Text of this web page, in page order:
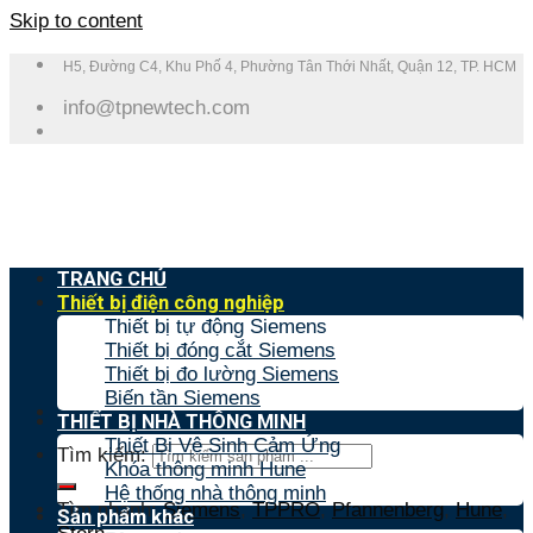
Skip to content
H5, Đường C4, Khu Phố 4, Phường Tân Thới Nhất, Quận 12, TP. HCM
info@tpnewtech.com
Tìm kiếm:
Tìm nhanh:Siemens,TPPRO,Pfannenberg,Hune,
TRANG CHỦ
Thiết bị điện công nghiệp
Thiết bị tự động Siemens
Thiết bị đóng cắt Siemens
Thiết bị đo lường Siemens
Biến tần Siemens
THIẾT BỊ NHÀ THÔNG MINH
Thiết Bị Vệ Sinh Cảm Ứng
Khóa thông minh Hune
Hệ thống nhà thông minh
Sản phẩm khác